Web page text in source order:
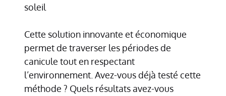
soleil
Cette solution innovante et économique
permet de traverser les périodes de
canicule tout en respectant
l’environnement. Avez-vous déjà testé cette
méthode ? Quels résultats avez-vous